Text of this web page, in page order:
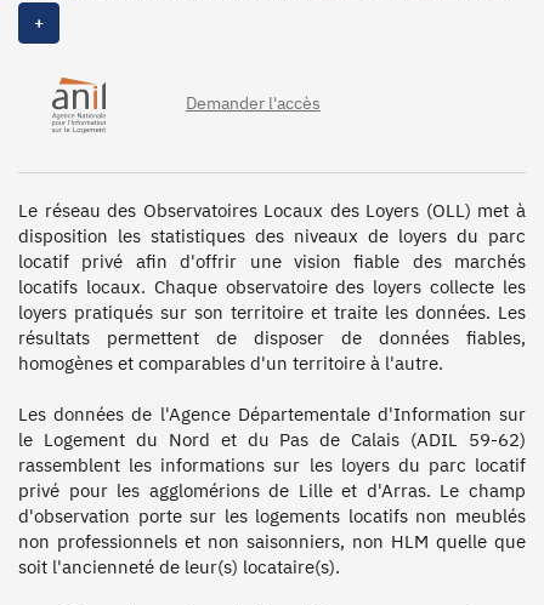
2021_Lille, 2021_Arras, 2020_Lille, 2020_Arras, 2019_Lille,
2019_Banlieue, 2019_Arras,
+
Demander l'accès
Le réseau des Observatoires Locaux des Loyers (OLL) met à
disposition les statistiques des niveaux de loyers du parc
locatif privé afin d'offrir une vision fiable des marchés
locatifs locaux. Chaque observatoire des loyers collecte les
loyers pratiqués sur son territoire et traite les données. Les
résultats permettent de disposer de données fiables,
homogènes et comparables d'un territoire à l'autre.
Les données de l'Agence Départementale d'Information sur
le Logement du Nord et du Pas de Calais (ADIL 59-62)
rassemblent les informations sur les loyers du parc locatif
privé pour les agglomérions de Lille et d'Arras. Le champ
d'observation porte sur les logements locatifs non meublés
non professionnels et non saisonniers, non HLM quelle que
soit l'ancienneté de leur(s) locataire(s).